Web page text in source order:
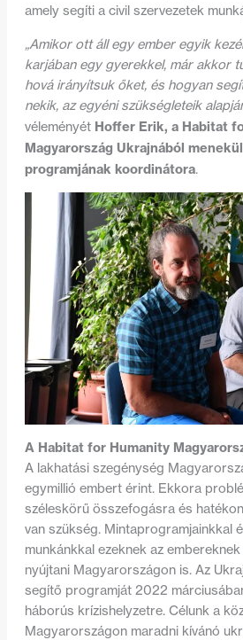
amely segíti a civil szervezetek
„Amikor ott áll egy ember egyik
karjában egy gyerekkel, már akkor
hová irányítsuk őket, és hogyan
nekik, az egyéni szükségleteik
véleményét Hoffer Erik, a Habitat
Magyarország Ukrajnából
programjának koordinátora.
A Habitat for Humanity
A lakhatási szegénység
egymillió embert érint. Ekkora
széleskörű összefogásra és
van szükség. Mintaprogramjainkkal
munkánkkal ezeknek az
nyújtani Magyarországon is. Az
segítő programját 2022
háborús krízishelyzetre. Célunk a
Magyarországon maradni kívánó